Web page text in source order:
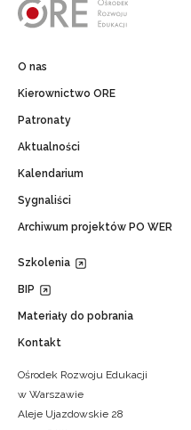
O nas
Kierownictwo ORE
Patronaty
Aktualności
Kalendarium
Sygnaliści
Archiwum projektów PO WER
Szkolenia
BIP
Materiały do pobrania
Kontakt
Ośrodek Rozwoju Edukacji
w Warszawie
Aleje Ujazdowskie 28